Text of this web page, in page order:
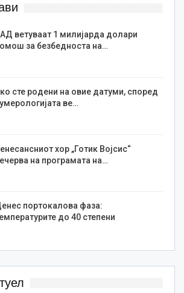
ветуваат 1 милијарда долари
за безбедноста на…
сте родени на овие датуми, според
ве…
хор „Готик Војсис“
на програмата на…
портокалова фаза:
до 40 степени